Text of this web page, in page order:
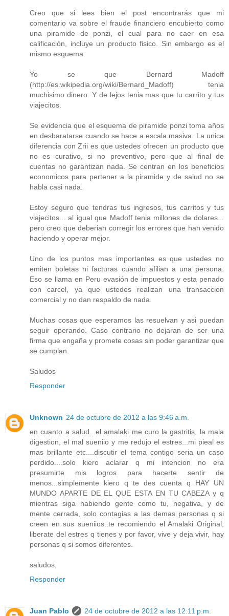
Creo que si lees bien el post encontrarás que mi
comentario va sobre el fraude financiero encubierto como
una piramide de ponzi, el cual para no caer en esa
calificación, incluye un producto fisico. Sin embargo es el
mismo esquema.
Yo se que Bernard Madoff
(http://es.wikipedia.org/wiki/Bernard_Madoff) tenia
muchisimo dinero. Y de lejos tenia mas que tu carrito y tus
viajecitos.
Se evidencia que el esquema de piramide ponzi toma años
en desbaratarse cuando se hace a escala masiva. La unica
diferencia con Zrii es que ustedes ofrecen un producto que
no es curativo, si no preventivo, pero que al final de
cuentas no garantizan nada. Se centran en los beneficios
economicos para pertener a la piramide y de salud no se
habla casi nada.
Estoy seguro que tendras tus ingresos, tus carritos y tus
viajecitos... al igual que Madoff tenia millones de dolares...
pero creo que deberian corregir los errores que han venido
haciendo y operar mejor.
Uno de los puntos mas importantes es que ustedes no
emiten boletas ni facturas cuando afilian a una persona.
Eso se llama en Peru evasión de impuestos y esta penado
con carcel, ya que ustedes realizan una transaccion
comercial y no dan respaldo de nada.
Muchas cosas que esperamos las resuelvan y asi puedan
seguir operando. Caso contrario no dejaran de ser una
firma que engaña y promete cosas sin poder garantizar que
se cumplan.
Saludos
Responder
Unknown 24 de octubre de 2012 a las 9:46 a.m.
en cuanto a salud...el amalaki me curo la gastritis, la mala
digestion, el mal sueniio y me redujo el estres...mi pieal es
mas brillante etc....discutir el tema contigo seria un caso
perdido....solo kiero aclarar q mi intencion no era
presumirte mis logros para hacerte sentir de
menos...simplemente kiero q te des cuenta q HAY UN
MUNDO APARTE DE EL QUE ESTA EN TU CABEZA y q
mientras siga habiendo gente como tu, negativa, y de
mente cerrada, solo contagias a las demas personas q si
creen en sus sueniios..te recomiendo el Amalaki Original,
liberate del estres q tienes y por favor, vive y deja vivir, hay
personas q si somos diferentes.
saludos,
Responder
Juan Pablo
24 de octubre de 2012 a las 12:11 p.m.